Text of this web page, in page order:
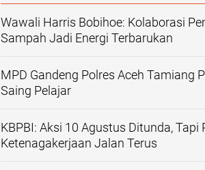
Wawali Harris Bobihoe: Kolaborasi
Sampah Jadi Energi Terbarukan
MPD Gandeng Polres Aceh Tamiang
Saing Pelajar
KBPBI: Aksi 10 Agustus Ditunda, Tapi
Ketenagakerjaan Jalan Terus